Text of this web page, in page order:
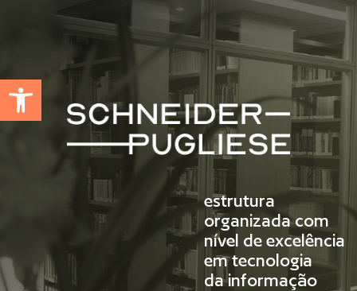
Abrir a barra de ferramentas
estrutura
organizada com
nível de excelência
em tecnologia
da informação